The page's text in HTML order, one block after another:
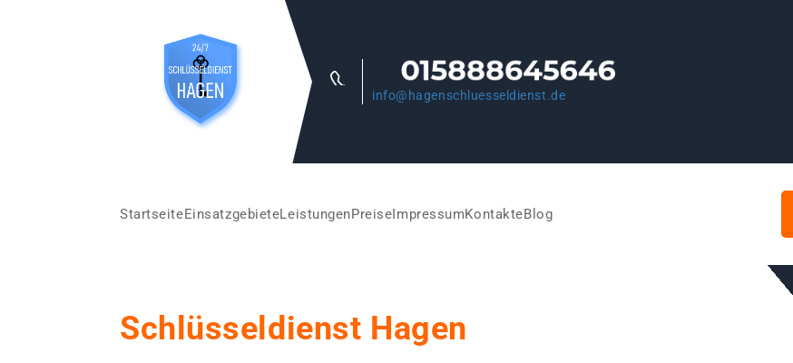
info@hagenschluesseldienst.de
StartseiteEinsatzgebieteLeistungenPreiseImpressumKontakteBlog
Schlüsseldienst Hagen